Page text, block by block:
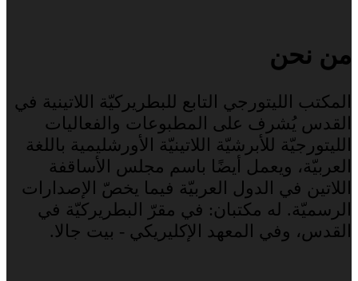
من نحن
المكتب الليتورجي التابع للبطريركيّة اللاتينية في
القدس يُشرف على المطبوعات والفعاليات
الليتورجيّة للأبرشيّة اللاتينيّة الأورشليمية باللغة
العربيّة، ويعمل أيضًا باسم مجلس الأساقفة
اللاتين في الدول العربيّة فيما يخصّ الإصدارات
الرسميّة. له مكتبان: في مقرّ البطريركيّة في
القدس، وفي المعهد الإكليريكي - بيت جالا.